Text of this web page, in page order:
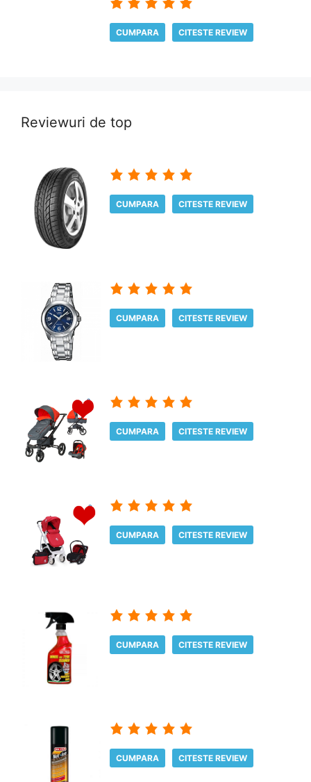
CUMPARA CITESTE REVIEW
Reviewuri de top
CUMPARA CITESTE REVIEW
CUMPARA CITESTE REVIEW
CUMPARA CITESTE REVIEW
CUMPARA CITESTE REVIEW
CUMPARA CITESTE REVIEW
CUMPARA CITESTE REVIEW